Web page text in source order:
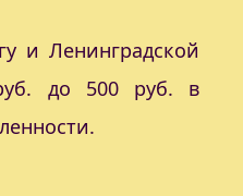
и Ленинградской
до 500 руб. в